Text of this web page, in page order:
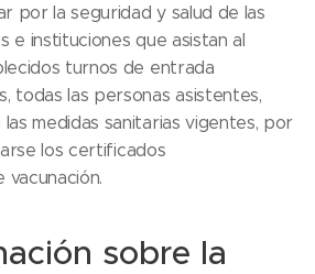
por la seguridad y salud de las
e instituciones que asistan al
turnos de entrada
todas las personas asistentes,
medidas sanitarias vigentes, por
los certificados
sobre la